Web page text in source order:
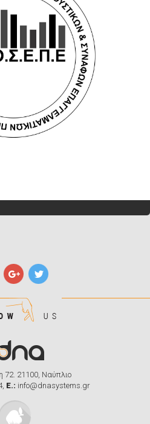
72. 21100, Ναύπλιο
, E.: info@dnasystems.gr